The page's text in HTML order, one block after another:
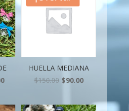
HUELLA MEDIANA
$150.00 $90.00